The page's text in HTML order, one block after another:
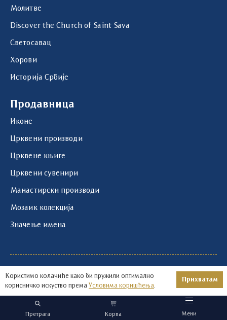
Претрага Корпа Мени
Молитве
Discover the Church of Saint Sava
Светосавац
Хорови
Историја Србије
Продавница
Иконе
Црквени производи
Црквене књиге
Црквени сувенири
Манастирски производи
Мозаик колекција
Значење имена
1219 - 2026 © | Храм Светог Саве | Развој и
оптимизација:Авокадо
Користимо колачиће како би пружили оптимално
корисничко искуство према Условима коришћења.
Прихватам